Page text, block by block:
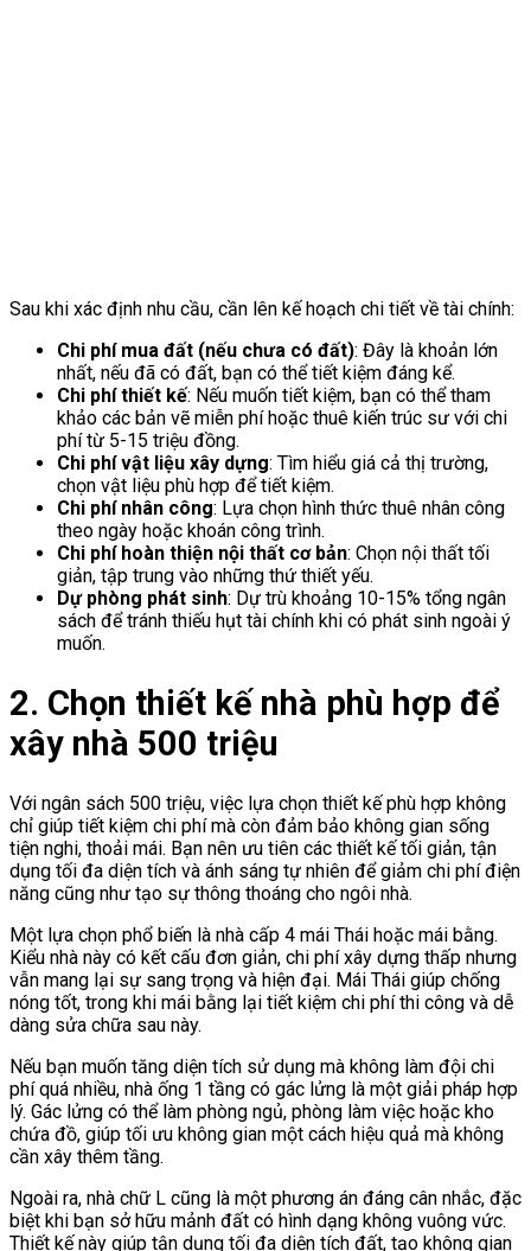
Sau khi xác định nhu cầu, cần lên kế hoạch chi tiết về tài chính:
Chi phí mua đất (nếu chưa có đất): Đây là khoản lớn
nhất, nếu đã có đất, bạn có thể tiết kiệm đáng kể.
Chi phí thiết kế: Nếu muốn tiết kiệm, bạn có thể tham
khảo các bản vẽ miễn phí hoặc thuê kiến trúc sư với chi
phí từ 5-15 triệu đồng.
Chi phí vật liệu xây dựng: Tìm hiểu giá cả thị trường,
chọn vật liệu phù hợp để tiết kiệm.
Chi phí nhân công: Lựa chọn hình thức thuê nhân công
theo ngày hoặc khoán công trình.
Chi phí hoàn thiện nội thất cơ bản: Chọn nội thất tối
giản, tập trung vào những thứ thiết yếu.
Dự phòng phát sinh: Dự trù khoảng 10-15% tổng ngân
sách để tránh thiếu hụt tài chính khi có phát sinh ngoài ý
muốn.
2. Chọn thiết kế nhà phù hợp để
xây nhà 500 triệu
Với ngân sách 500 triệu, việc lựa chọn thiết kế phù hợp không
chỉ giúp tiết kiệm chi phí mà còn đảm bảo không gian sống
tiện nghi, thoải mái. Bạn nên ưu tiên các thiết kế tối giản, tận
dụng tối đa diện tích và ánh sáng tự nhiên để giảm chi phí điện
năng cũng như tạo sự thông thoáng cho ngôi nhà.
Một lựa chọn phổ biến là nhà cấp 4 mái Thái hoặc mái bằng.
Kiểu nhà này có kết cấu đơn giản, chi phí xây dựng thấp nhưng
vẫn mang lại sự sang trọng và hiện đại. Mái Thái giúp chống
nóng tốt, trong khi mái bằng lại tiết kiệm chi phí thi công và dễ
dàng sửa chữa sau này.
Nếu bạn muốn tăng diện tích sử dụng mà không làm đội chi
phí quá nhiều, nhà ống 1 tầng có gác lửng là một giải pháp hợp
lý. Gác lửng có thể làm phòng ngủ, phòng làm việc hoặc kho
chứa đồ, giúp tối ưu không gian một cách hiệu quả mà không
cần xây thêm tầng.
Ngoài ra, nhà chữ L cũng là một phương án đáng cân nhắc, đặc
biệt khi bạn sở hữu mảnh đất có hình dạng không vuông vức.
Thiết kế này giúp tận dụng tối đa diện tích đất, tạo không gian